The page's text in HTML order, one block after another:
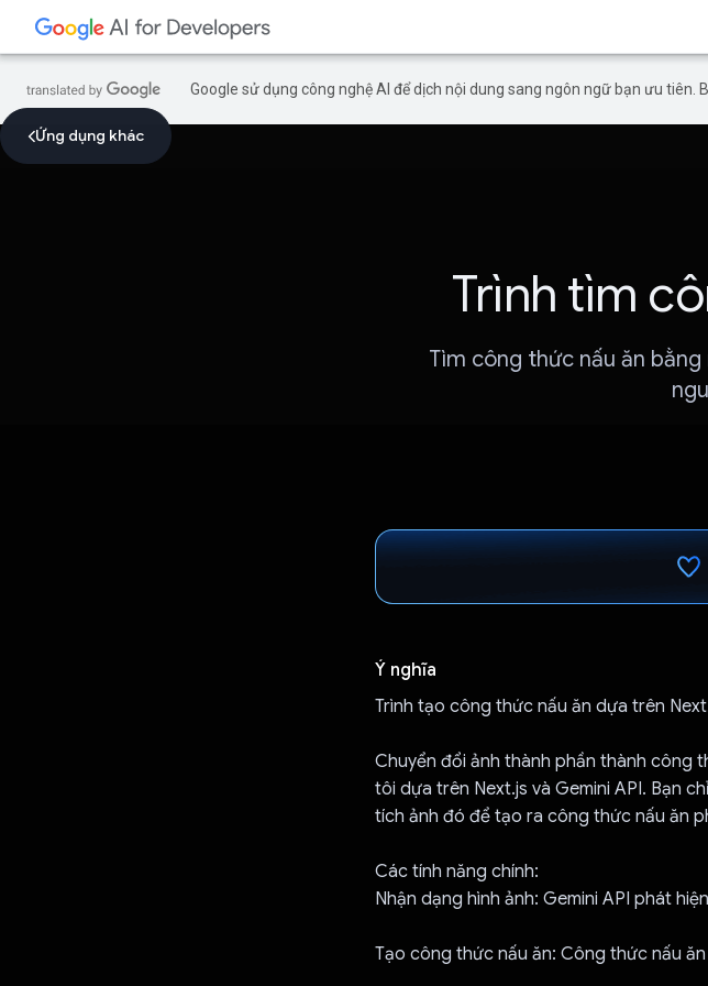
Google sử dụng công nghệ AI để dịch nội dung sang ngôn ngữ bạn ưu tiên.
Ứng dụng khác
Trình tìm
Tìm công thức nấu ăn
Ý nghĩa
Trình tạo công thức nấu ăn dựa trên
Chuyển đổi ảnh thành phần thành công
tôi dựa trên Next.js và Gemini API. Bạn
tích ảnh đó để tạo ra công thức nấu ăn
Các tính năng chính:
Nhận dạng hình ảnh: Gemini API phát
Tạo công thức nấu ăn: Công thức nấu